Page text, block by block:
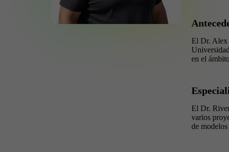
El Dr. Alex
en el
El Dr.
varios
de